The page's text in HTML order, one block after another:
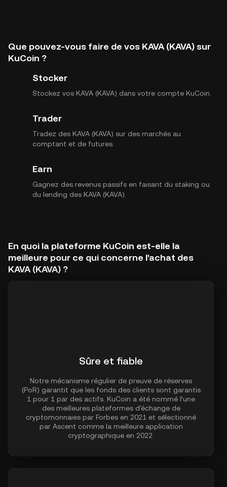
Que pouvez-vous faire de vos KAVA (KAVA) sur
KuCoin ?
Stocker
Stockez vos KAVA (KAVA) dans votre compte KuCoin.
Trader
Tradez des KAVA (KAVA) sur des marchés au
comptant et de futures.
Earn
Gagnez des revenus passifs en faisant du staking ou
du lending des KAVA (KAVA).
En quoi la plateforme KuCoin est-elle la
meilleure pour ce qui concerne l'achat des
KAVA (KAVA) ?
Sûre et fiable
Notre mécanisme régulier de preuve de réserves
(PoR) garantit que les fonds des clients sont garantis
1 pour 1 par des actifs. KuCoin a été nommé l’une
des meilleures plateformes d'échange de
cryptomonnaies par Forbes en 2021 et sélectionné
par Ascent comme la meilleure application
cryptographique en 2022.